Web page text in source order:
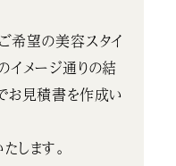
希望の美容スタイ
イメージ通りの結
お見積書を作成い
します。